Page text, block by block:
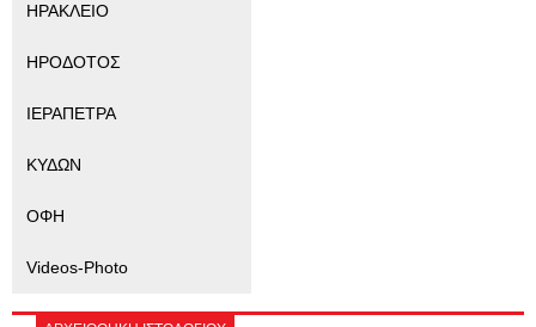
ΗΡΑΚΛΕΙΟ
ΗΡΟΔΟΤΟΣ
ΙΕΡΑΠΕΤΡΑ
ΚΥΔΩΝ
ΟΦΗ
Videos-Photo